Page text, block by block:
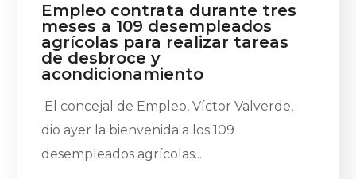
Empleo contrata durante tres
meses a 109 desempleados
agrícolas para realizar tareas
de desbroce y
acondicionamiento
El concejal de Empleo, Víctor Valverde,
dio ayer la bienvenida a los 109
desempleados agrícolas...